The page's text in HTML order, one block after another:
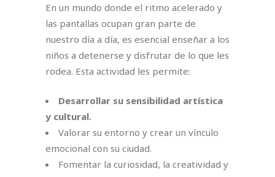
En un mundo donde el ritmo acelerado y
las pantallas ocupan gran parte de
nuestro día a día, es esencial enseñar a los
niños a detenerse y disfrutar de lo que les
rodea. Esta actividad les permite:
Desarrollar su sensibilidad artística
y cultural.
Valorar su entorno y crear un vínculo
emocional con su ciudad.
Fomentar la curiosidad, la creatividad y